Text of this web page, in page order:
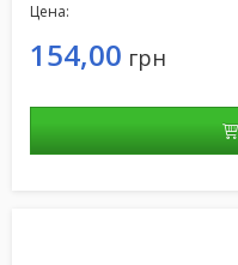
Цена:
154,00 грн